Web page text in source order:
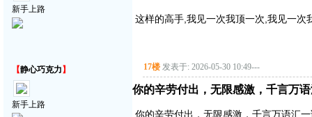
新手上路
这样的高手,我见一次我顶一次,我见一次
【静心巧克力 】
新手上路
17楼 发表于: 2026-05-30 10:49---
你的辛劳付出，无限感激，千言万
你的辛劳付出，无限感激，千言万语汇